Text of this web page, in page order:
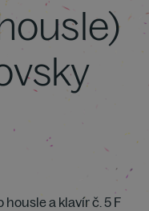
housle a klavír č. 5 F